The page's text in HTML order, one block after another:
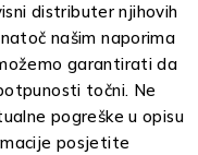
distributer njihovih
našim naporima
garantirati da
točni. Ne
pogreške u opisu
posjetite